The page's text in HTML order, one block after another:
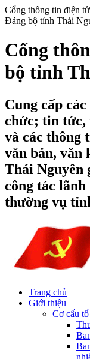
Cổng thông tin điện tử
Đảng bộ tỉnh Thái
Cổng
bộ tỉnh
Cung cấp
chức; tin
và các thông
văn bản, văn
Thái Nguyên
công tác lãnh
thường vụ
Trang chủ
Giới thiệu
Cơ cấu